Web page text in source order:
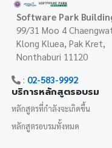
Software Park
99/31 Moo 4
Klong Kluea, Pak Kret,
Nonthaburi 11120
: 02-583-9992
บริการหลักสูตรอบรม
หลักสูตรที่กำลังจะเกิดขึ้น
หลักสูตรอบรมทั้งหมด